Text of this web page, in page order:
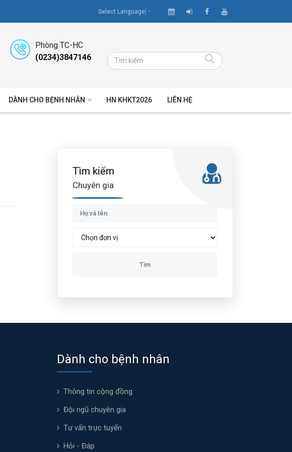
Select Language ▼
Phòng TC-HC
(0234)3847146
DÀNH CHO BỆNH NHÂN HN KHKT2026 LIÊN HỆ
Tìm kiếm
Chuyên gia
Dành cho bệnh nhân
Thông tin cộng đồng
Đội ngũ chuyên gia
Tư vấn trực tuyến
Hỏi - Đáp